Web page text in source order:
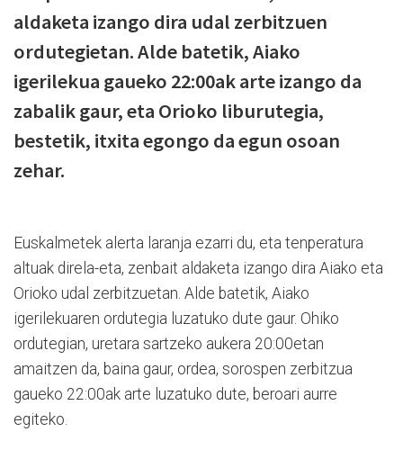
aldaketa izango dira udal zerbitzuen
ordutegietan. Alde batetik, Aiako
igerilekua gaueko 22:00ak arte izango da
zabalik gaur, eta Orioko liburutegia,
bestetik, itxita egongo da egun osoan
zehar.
Euskalmetek alerta laranja ezarri du, eta tenperatura
altuak direla-eta, zenbait aldaketa izango dira Aiako eta
Orioko udal zerbitzuetan. Alde batetik, Aiako
igerilekuaren ordutegia luzatuko dute gaur. Ohiko
ordutegian, uretara sartzeko aukera 20:00etan
amaitzen da, baina gaur, ordea, sorospen zerbitzua
gaueko 22:00ak arte luzatuko dute, beroari aurre
egiteko.